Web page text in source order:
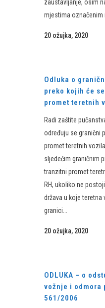
zaustavljanje, osim
mjestima označenim
20 ožujka, 2020
Odluka o
preko kojih će
promet teretnih
Radi zaštite
određuju se granični
promet teretnih
sljedećim graničnim
tranzitni promet
RH, ukoliko ne
država u koje
granici...
20 ožujka, 2020
ODLUKA – o
vožnje i odmora
561/2006